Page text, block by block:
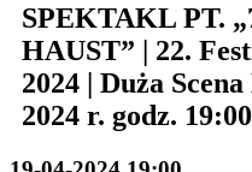
SPEKTAKL PT.
HAUST” | 22.
2024 | Duża
2024 r. godz. 19:00